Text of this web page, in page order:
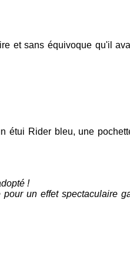
et sans équivoque qu'il
étui Rider bleu, une
!
un effet spectaculaire